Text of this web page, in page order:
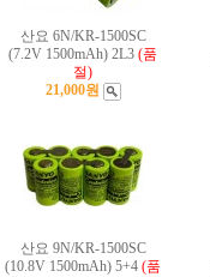
산요 6N/KR-1500SC
(7.2V 1500mAh) 2L3 (품
절)
21,000원
산요 9N/KR-1500SC
(10.8V 1500mAh) 5+4 (품